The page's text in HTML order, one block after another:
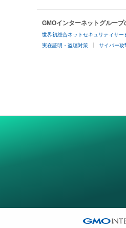
GMOインターネットグルー
世界初総合ネットセキュリティサー
実在証明・盗聴対策 サイバー攻